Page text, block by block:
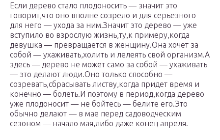
Если дерево стало плодоносить — значит это
говорит,что оно вполне созрело и для серьезного
для него — ухода за ним.Значит это дерево — уже
вступило во взрослую жизнь,ту,к примеру,когда
девушка — превращается в женщину.Она хочет за
собой — ухаживать,холить и лелеять свой организм.А
здесь — дерево не может само за собой — ухаживать
— это делают люди.Оно только способно —
созревать,сбрасывать листву,когда придет время и
конечно — болеть.И поэтому в период,когда дерево
уже плодоносит — не бойтесь — белите его.Это
обычно делают — в мае перед садоводческим
сезоном — начало мая,либо даже конец апреля.